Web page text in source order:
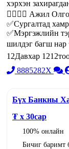
хэрхэн
👷‍♂️👷‍♀️ Ажил
✅Сургалтад
✅Мэргэжлийн
шилдэг багш
12Давхар
8885282X
Бүх Банкны
₮ x 30сар
100% онлайн
Бичиг баримт